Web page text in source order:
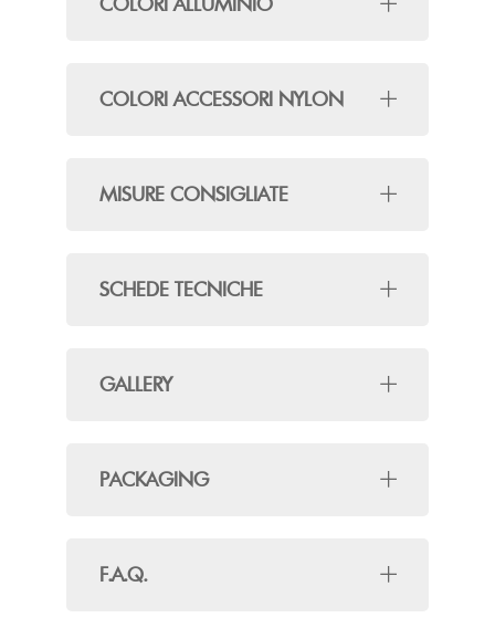
COLORI ACCESSORI NYLON
MISURE CONSIGLIATE
SCHEDE TECNICHE
GALLERY
PACKAGING
F.A.Q.